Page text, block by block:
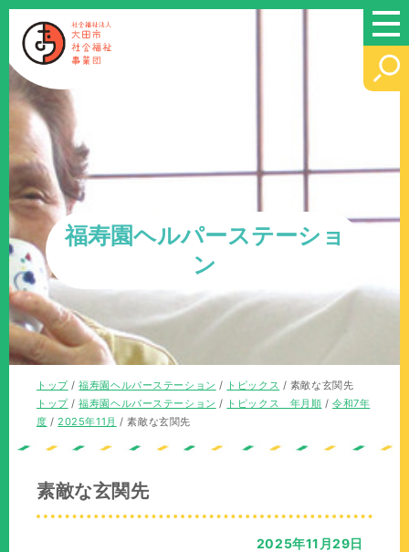
このページの本文へ
福寿園ヘルパーステーショ
ン
現
在
の
トップ/福寿園ヘルパーステーション / トピックス / 素敵な玄関先
現
在
トップ/福寿園ヘルパーステーション / トピックス 年月順 /令和7年
度 /2025年11月 /素敵な玄関先
素敵な玄関先
2025年11月29日